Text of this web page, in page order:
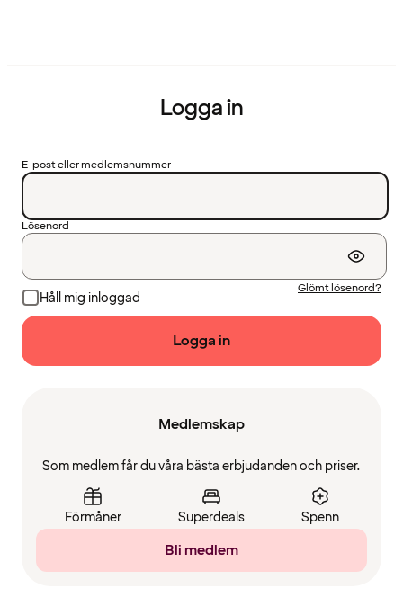
Logga in
E-post eller medlemsnummer
Lösenord
Håll mig inloggad
Glömt lösenord?
Logga in
Medlemskap
Som medlem får du våra bästa erbjudanden och priser.
Förmåner Superdeals Spenn
Bli medlem